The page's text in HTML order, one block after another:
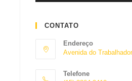
CONTATO
Endereço
Avenida do
Telefone